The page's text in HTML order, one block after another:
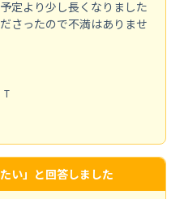
定より少し長くなりました
さったので不満はありませ
T
い」と回答しました